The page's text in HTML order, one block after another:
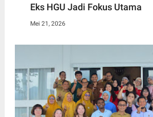
Eks HGU Jadi Fokus Utama
Mei 21, 2026